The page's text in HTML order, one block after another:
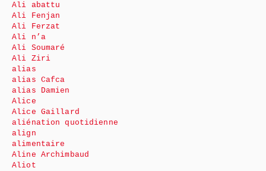
Ali abattu
Ali Fenjan
Ali Ferzat
Ali n’a
Ali Soumaré
Ali Ziri
alias
alias Cafca
alias Damien
Alice
Alice Gaillard
aliénation quotidienne
align
alimentaire
Aline Archimbaud
Aliot